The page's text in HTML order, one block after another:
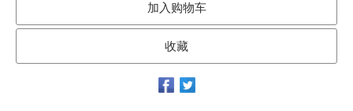
加入购物车
收藏